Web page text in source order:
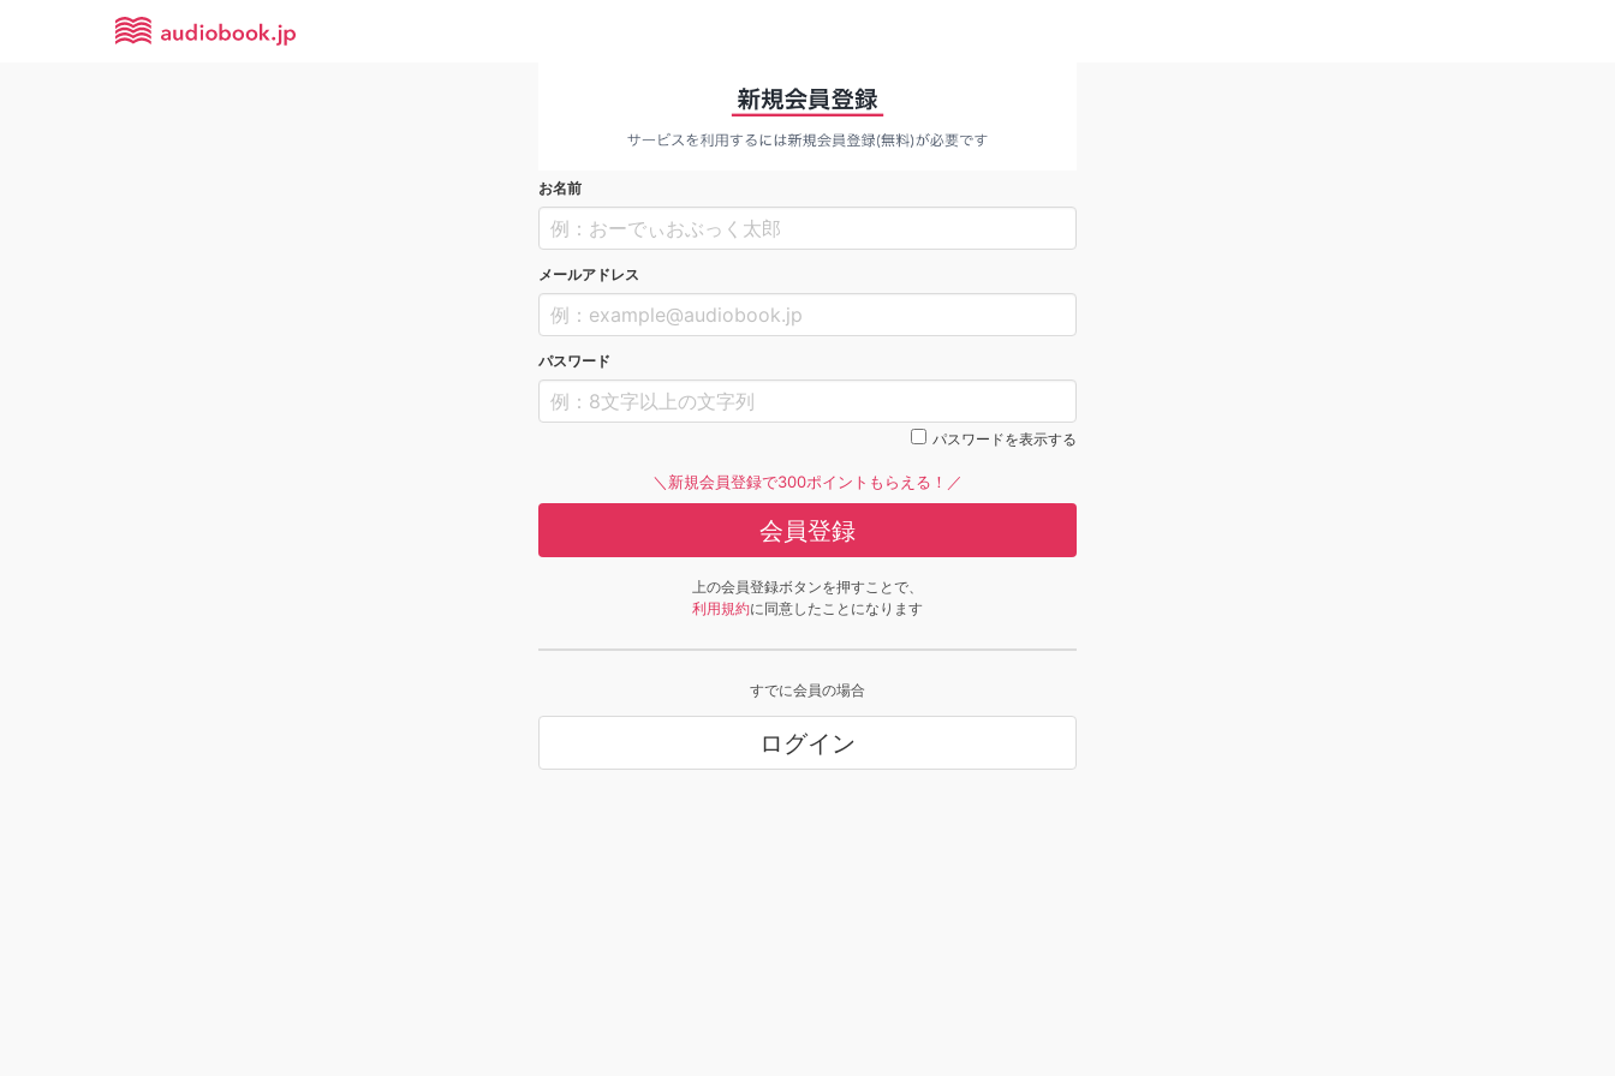
お名前
メールアドレス
パスワード
パスワードを表示する
＼新規会員登録で300ポイントもらえる！／
会員登録
上の会員登録ボタンを押すことで、
利用規約に同意したことになります
すでに会員の場合
ログイン